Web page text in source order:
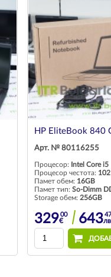
HP EliteBook 840
Арт. № 80116255
Процесор: Intel Core i5
Процесор честота:
Памет обем: 16GB
Памет тип: So-Dimm
Storage обем: 256GB
32900
€ 64347